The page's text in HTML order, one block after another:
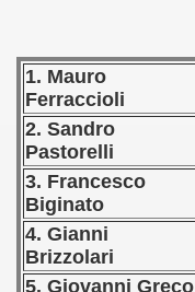
1. Mauro
Ferraccioli
2. Sandro
Pastorelli
3. Francesco
Biginato
4. Gianni
Brizzolari
5. Giovanni Greco
- 1991
- 1992
- 1993
- 1994
- 1995